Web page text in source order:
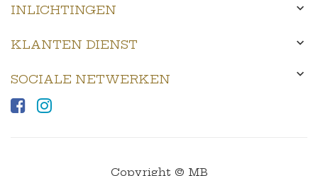
INLICHTINGEN 
KLANTEN DIENST 
SOCIALE NETWERKEN 
Copyright © MB